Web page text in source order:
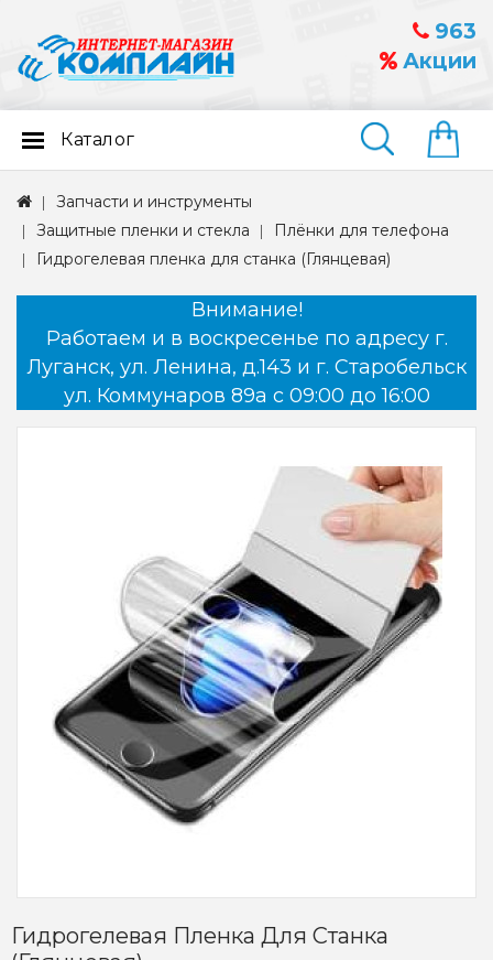
963
Акции
Найти
Каталог
Запчасти и инструменты
Защитные пленки и стекла
Плёнки для телефона
Гидрогелевая пленка для станка (Глянцевая)
Внимание!
Работаем и в воскресенье по адресу г.
Луганск, ул. Ленина, д.143 и г. Старобельск
ул. Коммунаров 89а с 09:00 до 16:00
Гидрогелевая Пленка Для Станка